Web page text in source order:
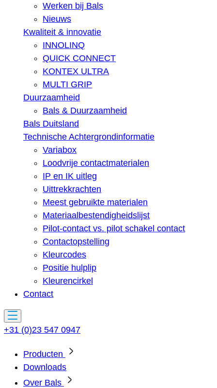
Werken bij Bals
Nieuws
Kwaliteit & innovatie
INNOLINQ
QUICK CONNECT
KONTEX ULTRA
MULTI GRIP
Duurzaamheid
Bals & Duurzaamheid
Bals Duitsland
Technische Achtergrondinformatie
Variabox
Loodvrije contactmaterialen
IP en IK uitleg
Uittrekkrachten
Meest gebruikte materialen
Materiaalbestendigheidslijst
Pilot-contact vs. pilot schakel contact
Contactopstelling
Kleurcodes
Positie hulplip
Kleurencirkel
Contact
+31 (0)23 547 0947
Producten
Downloads
Over Bals